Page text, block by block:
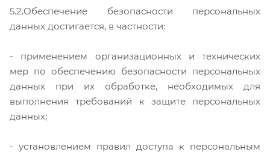
5.2.Обеспечение безопасности персональных
данных достигается, в частности:
- применением организационных и технических
мер по обеспечению безопасности персональных
данных при их обработке, необходимых для
выполнения требований к защите персональных
данных;
- установлением правил доступа к персональным